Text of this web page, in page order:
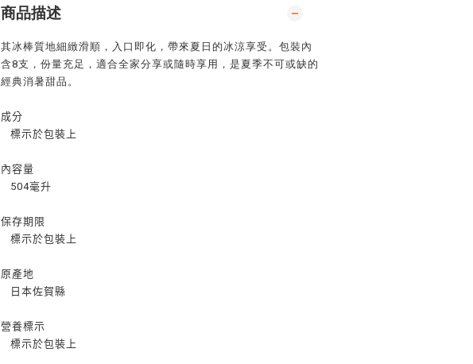
商品描述
其冰棒質地細緻滑順，入口即化，帶來夏日的冰涼享受。包裝內
含8支，份量充足，適合全家分享或隨時享用，是夏季不可或缺的
經典消暑甜品。
成分
標示於包裝上
內容量
504毫升
保存期限
標示於包裝上
原產地
日本佐賀縣
營養標示
標示於包裝上